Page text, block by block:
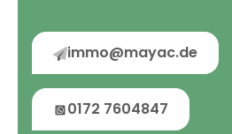
immo@mayac.de
0172 7604847